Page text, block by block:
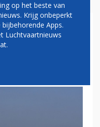
JULI
SCHIPHOL
op het beste van
Krijg onbeperkt
Apps.
Luchtvaartnieuws